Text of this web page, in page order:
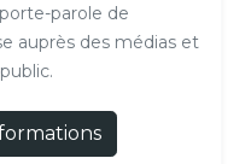
parole de
auprès des médias et